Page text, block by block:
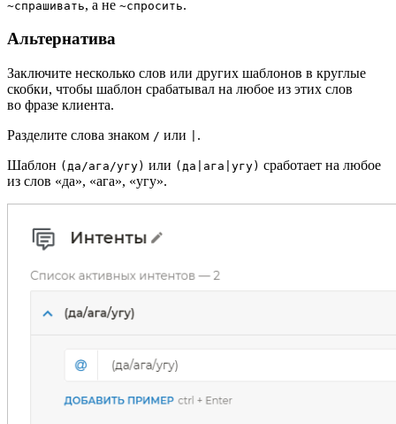
~спрашивать, а не ~спросить.
Альтернатива
Заключите несколько слов или других шаблонов в круглые
скобки, чтобы шаблон срабатывал на любое из этих слов
во фразе клиента.
Разделите слова знаком / или
.
Шаблон (да/ага/угу) или (да|ага|угу) сработает на любое
из слов «да», «ага», «угу».